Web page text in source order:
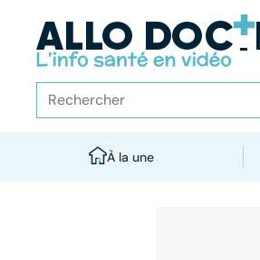
À la une